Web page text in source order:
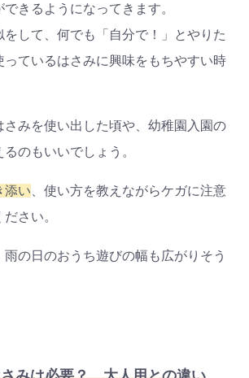
きるようになってきます。
をして、何でも「自分で！」とやりた
っているはさみに興味をもちやすい時
さみを使い出した頃や、幼稚園入園の
のもいいでしょう。
添い 、使い方を教えながらケガに注意
さい。
の日のおうち遊びの幅も広がりそう